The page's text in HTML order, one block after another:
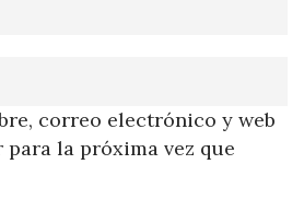
correo electrónico y web
para la próxima vez que